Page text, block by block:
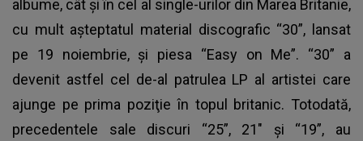
albume, cât şi în cel al single-urilor din Marea Britanie,
cu mult aşteptatul material discografic “30”, lansat
pe 19 noiembrie, şi piesa “Easy on Me”. “30” a
devenit astfel cel de-al patrulea LP al artistei care
ajunge pe prima poziţie în topul britanic. Totodată,
precedentele sale discuri “25”, 21″ şi “19”, au